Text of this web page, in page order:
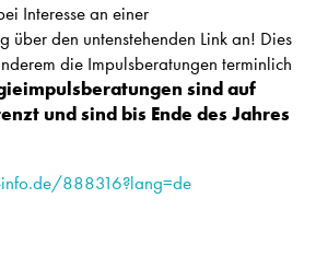
Interesse an einer
über den untenstehenden Link an! Dies
die Impulsberatungen terminlich
sind auf
und sind bis Ende des Jahres
888316?lang=de